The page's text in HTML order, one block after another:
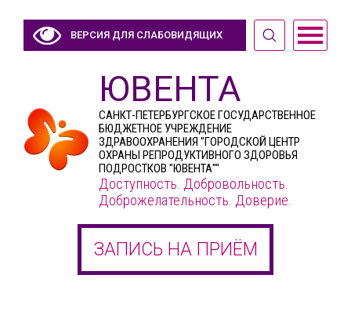
ВЕРСИЯ ДЛЯ СЛАБОВИДЯЩИХ
ЮВЕНТА
САНКТ-ПЕТЕРБУРГСКОЕ ГОСУДАРСТВЕННОЕ
БЮДЖЕТНОЕ УЧРЕЖДЕНИЕ
ЗДРАВООХРАНЕНИЯ "ГОРОДСКОЙ ЦЕНТР
ОХРАНЫ РЕПРОДУКТИВНОГО ЗДОРОВЬЯ
ПОДРОСТКОВ "ЮВЕНТА""
Доступность. Добровольность.
Доброжелательность. Доверие.
ЗАПИСЬ НА ПРИЁМ